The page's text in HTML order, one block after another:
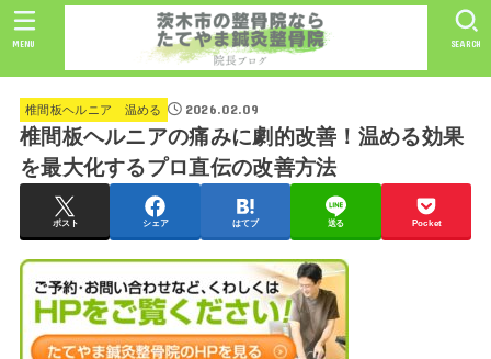
SEARCH
MENU
椎間板ヘルニア 温める 2026.02.09
椎間板ヘルニアの痛みに劇的改善！温める効果
を最大化するプロ直伝の改善方法
ポスト シェア はてブ 送る Pocket